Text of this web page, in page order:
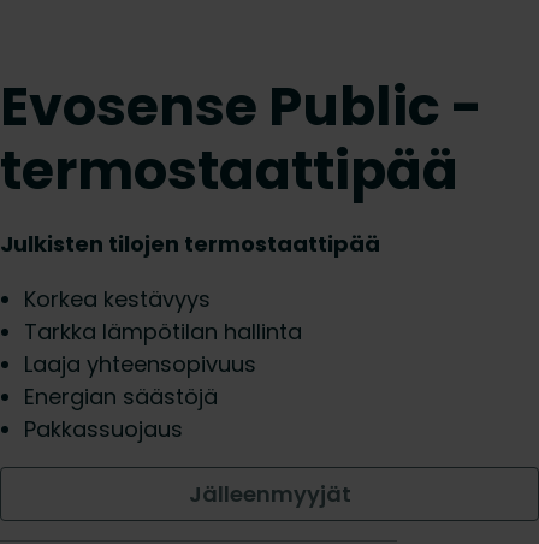
Evosense Public -
termostaattipää
Julkisten tilojen termostaattipää
Korkea kestävyys
Tarkka lämpötilan hallinta
Laaja yhteensopivuus
Energian säästöjä
Pakkassuojaus
Jälleenmyyjät